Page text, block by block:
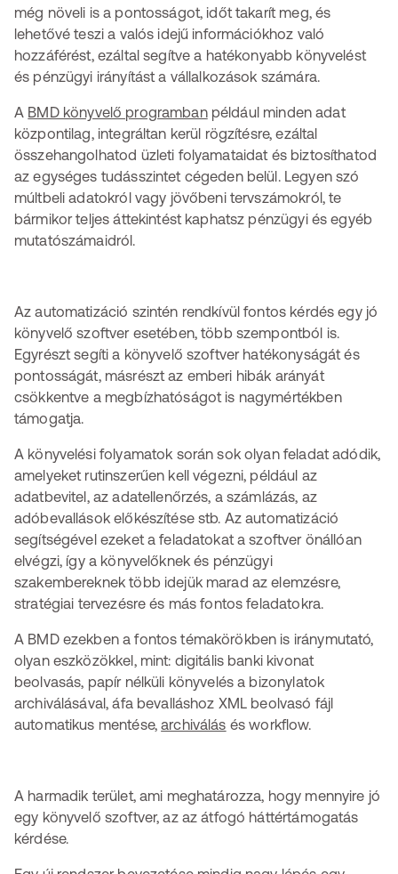
még növeli is a pontosságot, időt takarít meg, és
lehetővé teszi a valós idejű információkhoz való
hozzáférést, ezáltal segítve a hatékonyabb könyvelést
és pénzügyi irányítást a vállalkozások számára.
A BMD könyvelő programbanpéldául minden adat
központilag, integráltan kerül rögzítésre, ezáltal
összehangolhatod üzleti folyamataidat és biztosíthatod
az egységes tudásszintet cégeden belül. Legyen szó
múltbeli adatokról vagy jövőbeni tervszámokról, te
bármikor teljes áttekintést kaphatsz pénzügyi és egyéb
mutatószámaidról.
Az automatizáció szintén rendkívül fontos kérdés egy jó
könyvelő szoftver esetében, több szempontból is.
Egyrészt segíti a könyvelő szoftver hatékonyságát és
pontosságát, másrészt az emberi hibák arányát
csökkentve a megbízhatóságot is nagymértékben
támogatja.
A könyvelési folyamatok során sok olyan feladat adódik,
amelyeket rutinszerűen kell végezni, például az
adatbevitel, az adatellenőrzés, a számlázás, az
adóbevallások előkészítése stb. Az automatizáció
segítségével ezeket a feladatokat a szoftver önállóan
elvégzi, így a könyvelőknek és pénzügyi
szakembereknek több idejük marad az elemzésre,
stratégiai tervezésre és más fontos feladatokra.
A BMD ezekben a fontos témakörökben is iránymutató,
olyan eszközökkel, mint: digitális banki kivonat
beolvasás, papír nélküli könyvelés a bizonylatok
archiválásával, áfa bevalláshoz XML beolvasó fájl
automatikus mentése,archiválás és workflow.
A harmadik terület, ami meghatározza, hogy mennyire jó
egy könyvelő szoftver, az az átfogó háttértámogatás
kérdése.